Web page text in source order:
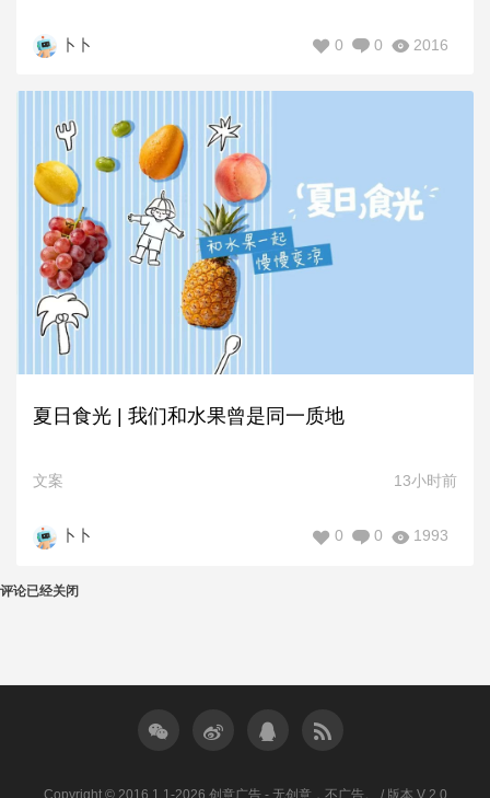
卜卜 2016
0
0
夏日食光 | 我们和水果曾是同一质地
文案 13小时前
卜卜 1993
0
0
评论已经关闭
Copyright © 2016.1.1-2026 创意广告 - 无创意，不广告。 / 版本 V 2.0